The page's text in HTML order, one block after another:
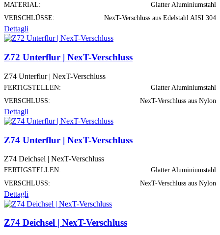
MATERIAL:
Glatter Aluminiumstahl
VERSCHLÜSSE:
NexT-Verschluss aus Edelstahl AISI 304
Dettagli
Z72 Unterflur | NexT-Verschluss
Z74 Unterflur | NexT-Verschluss
FERTIGSTELLEN:
Glatter Aluminiumstahl
VERSCHLUSS:
NexT-Verschluss aus Nylon
Dettagli
Z74 Unterflur | NexT-Verschluss
Z74 Deichsel | NexT-Verschluss
FERTIGSTELLEN:
Glatter Aluminiumstahl
VERSCHLUSS:
NexT-Verschluss aus Nylon
Dettagli
Z74 Deichsel | NexT-Verschluss